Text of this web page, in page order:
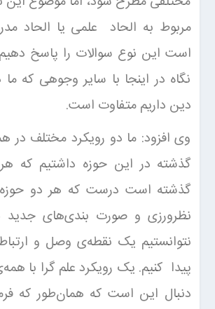
مربوط به الحاد علمی یا الحاد
است این نوع سوالات را پاسخ
نگاه در اینجا با سایر وجوهی که
دین داریم متفاوت است.
وی افزود: ما دو رویکرد مختلف
گذشته در این حوزه داشتیم که
گذشته است درست که هر دو
نظرورزی و صورت بندی‌های جدید
نتوانستیم یک نقطه‌ی وصل و
پیدا کنیم. یک رویکرد علم گرا با
دنبال این است که همان‌طور که